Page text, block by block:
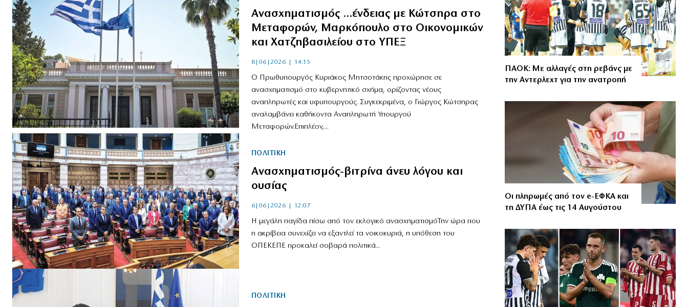
Ανασχηματισμός …ένδειας με Κώτσηρα στο
Μεταφορών, Μαρκόπουλο στο Οικονομικών
και Χατζηβασιλείου στο ΥΠΕΞ
8|06|2026 | 14:15
Ο Πρωθυπουργός Κυριάκος Μητσοτάκης προχώρησε σε
ανασχηματισμό στο κυβερνητικό σχήμα, ορίζοντας νέους
αναπληρωτές και υφυπουργούς. Συγκεκριμένα, ο Γιώργος Κώτσηρας
αναλαμβάνει καθήκοντα Αναπληρωτή Υπουργού
Μεταφορών.Επιπλέον,...
ΠΟΛΙΤΙΚΗ
Ανασχηματισμός-βιτρίνα άνευ λόγου και
ουσίας
6|06|2026 | 12:07
Η μεγάλη παγίδα πίσω από τον εκλογικό ανασχηματισμόΤην ώρα που
η ακρίβεια συνεχίζει να εξαντλεί τα νοικοκυριά, η υπόθεση του
ΟΠΕΚΕΠΕ προκαλεί σοβαρά πολιτικά...
ΠΟΛΙΤΙΚΗ
ΠΑΟΚ: Με αλλαγές στη ρεβάνς με
την Αντερλεχτ για την ανατροπή
Οι πληρωμές από τον e-ΕΦΚΑ και
τη ΔΥΠΑ έως τις 14 Αυγούστου